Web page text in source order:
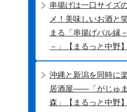
串揚げは一口サイズ
メ！美味しいお酒と
まる「串揚げバル縁
－」【まるっと中野】
沖縄と新潟を同時に
居酒屋――「がじゅ
森」【まるっと中野】